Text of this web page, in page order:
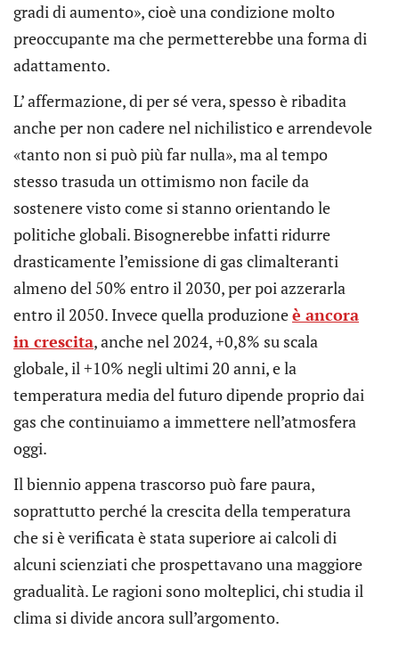
gradi di aumento», cioè una condizione molto
preoccupante ma che permetterebbe una forma di
adattamento.
L’ affermazione, di per sé vera, spesso è ribadita
anche per non cadere nel nichilistico e arrendevole
«tanto non si può più far nulla», ma al tempo
stesso trasuda un ottimismo non facile da
sostenere visto come si stanno orientando le
politiche globali. Bisognerebbe infatti ridurre
drasticamente l’emissione di gas climalteranti
almeno del 50% entro il 2030, per poi azzerarla
entro il 2050. Invece quella produzioneè ancora
in crescita, anche nel 2024, +0,8% su scala
globale, il +10% negli ultimi 20 anni, e la
temperatura media del futuro dipende proprio dai
gas che continuiamo a immettere nell’atmosfera
oggi.
Il biennio appena trascorso può fare paura,
soprattutto perché la crescita della temperatura
che si è verificata è stata superiore ai calcoli di
alcuni scienziati che prospettavano una maggiore
gradualità. Le ragioni sono molteplici, chi studia il
clima si divide ancora sull’argomento.